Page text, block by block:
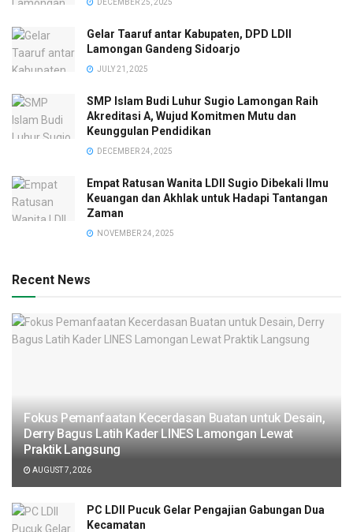
DECEMBER 25, 2025
Gelar Taaruf antar Kabupaten, DPD LDII
Lamongan Gandeng Sidoarjo
JULY 21, 2025
SMP Islam Budi Luhur Sugio Lamongan Raih
Akreditasi A, Wujud Komitmen Mutu dan
Keunggulan Pendidikan
DECEMBER 24, 2025
Empat Ratusan Wanita LDII Sugio Dibekali Ilmu
Keuangan dan Akhlak untuk Hadapi Tantangan
Zaman
NOVEMBER 24, 2025
Recent News
Fokus Pemanfaatan Kecerdasan Buatan untuk Desain,
Derry Bagus Latih Kader LINES Lamongan Lewat
Praktik Langsung
AUGUST 7, 2026
PC LDII Pucuk Gelar Pengajian Gabungan Dua
Kecamatan